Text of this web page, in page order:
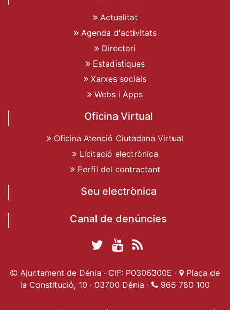
Actualitat
Agenda d'activitats
Directori
Estadístiques
Xarxes socials
Webs i Apps
Oficina Virtual
Oficina Atenció Ciutadana Virtual
Licitació electrònica
Perfil del contractant
Seu electrònica
Canal de denúncies
de Dénia
Twitter Ajuntament
de Dénia
Ajuntament de
Dénia
Actualitat
Ajuntament
Ajuntament de Dénia · CIF: P0306300E ·
Plaça de
la Constitució, 10 · 03700 Dénia ·
965 780 100